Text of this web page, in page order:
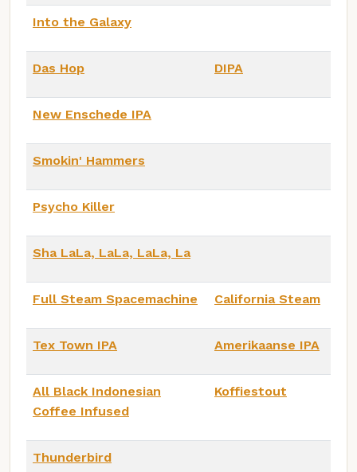
Into the Galaxy
Das Hop DIPA
New Enschede IPA
Smokin' Hammers
Psycho Killer
Sha LaLa, LaLa, LaLa, La
Full Steam Spacemachine California Steam
Tex Town IPA Amerikaanse IPA
All Black Indonesian
Coffee Infused
Koffiestout
Thunderbird